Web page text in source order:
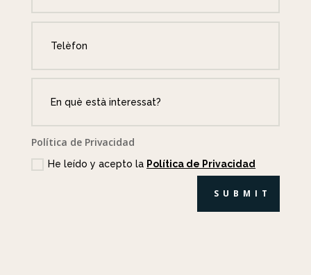
Política de Privacidad
He leído y acepto la Política de Privacidad
SUBMIT